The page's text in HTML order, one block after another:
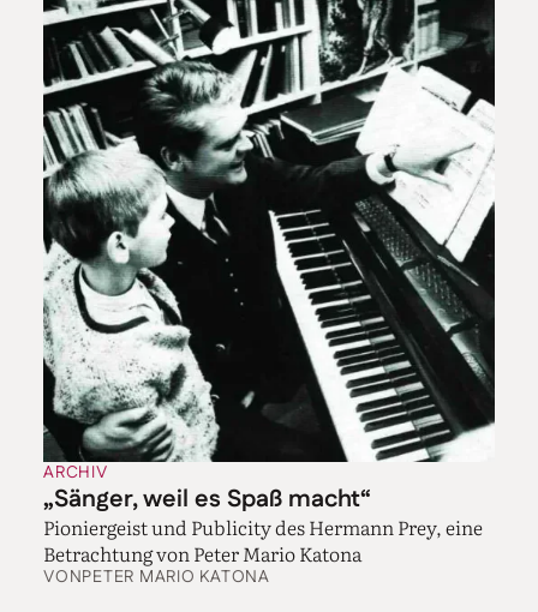
ARCHIV
„Sänger, weil es Spaß macht“
Pioniergeist und Publicity des Hermann Prey, eine
Betrachtung von Peter Mario Katona
VONPETER MARIO KATONA